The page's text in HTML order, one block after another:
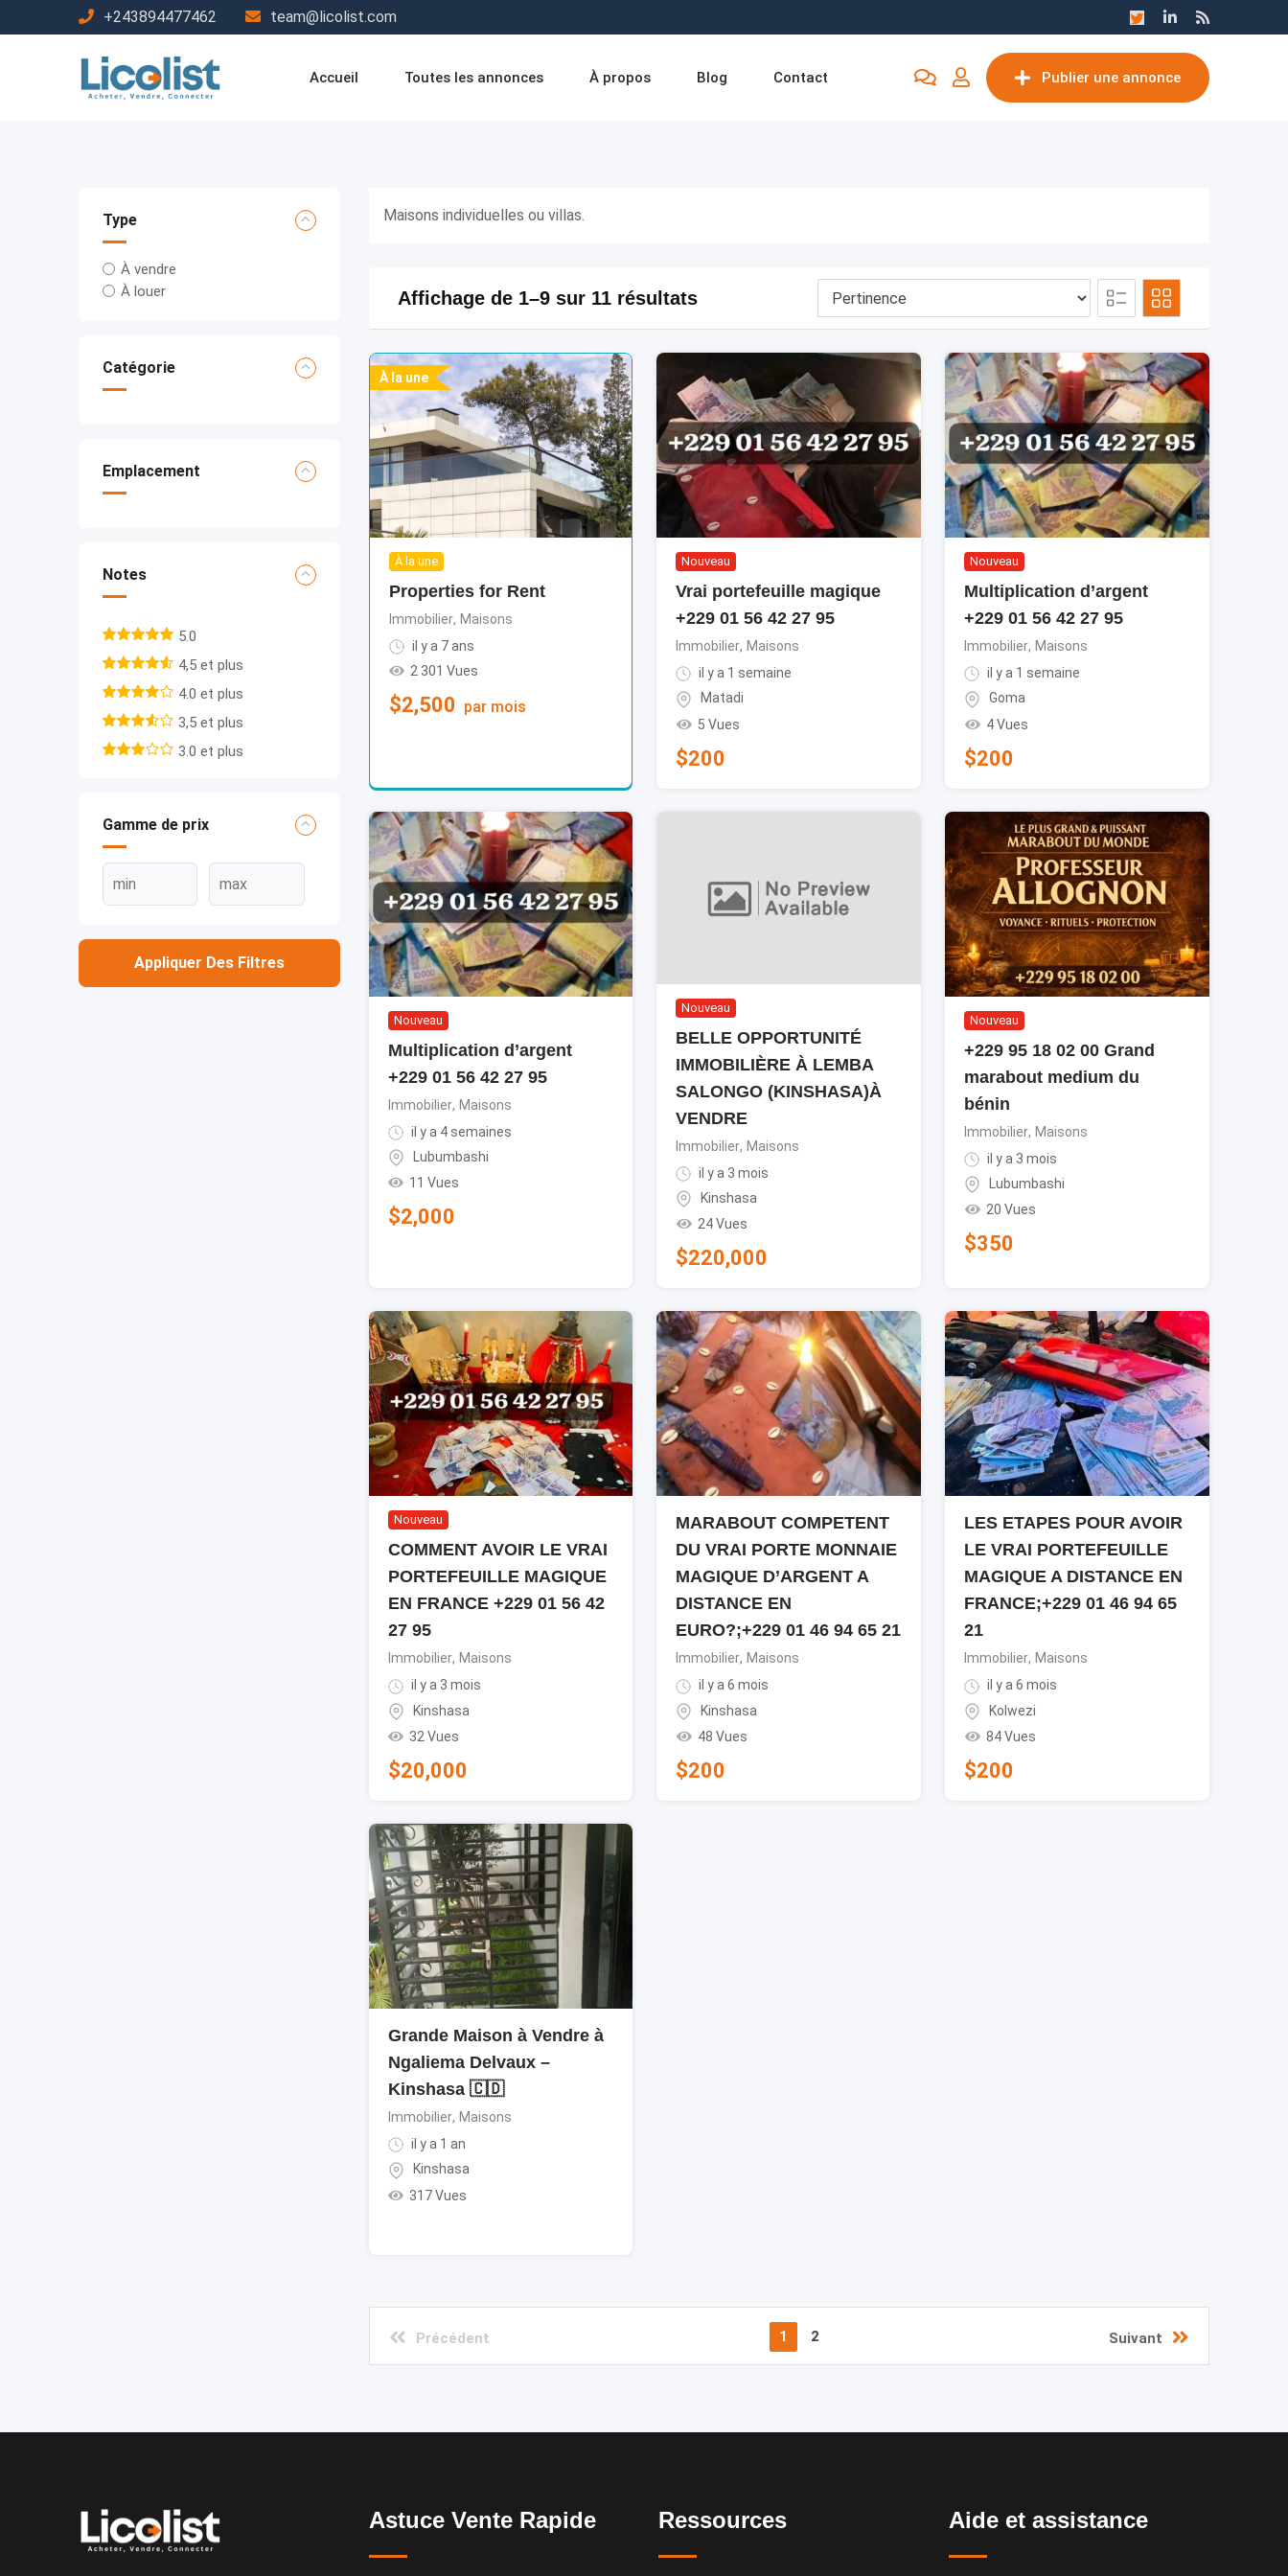
au
+243894477462 team@licolist.com
Accueil Toutes les annonces À propos Blog Contact Publier une annonce
Type
À vendre
À louer
Catégorie
Emplacement
Notes
5.0
4,5 et plus
4.0 et plus
3,5 et plus
3.0 et plus
Gamme de prix
Appliquer Des Filtres
Maisons individuelles ou villas.
Affichage de 1–9 sur 11 résultats
À la une
À la une
Properties for Rent
Immobilier, Maisons
il y a 7 ans
2 301 Vues
$2,500 par mois
Nouveau
Vrai portefeuille magique
+229 01 56 42 27 95
Immobilier, Maisons
il y a 1 semaine
Matadi
5 Vues
$200
Nouveau
Multiplication d’argent
+229 01 56 42 27 95
Immobilier, Maisons
il y a 1 semaine
Goma
4 Vues
$200
Nouveau
Multiplication d’argent
+229 01 56 42 27 95
Immobilier, Maisons
il y a 4 semaines
Lubumbashi
11 Vues
$2,000
Nouveau
BELLE OPPORTUNITÉ
IMMOBILIÈRE À LEMBA
SALONGO (KINSHASA)À
VENDRE
Immobilier, Maisons
il y a 3 mois
Kinshasa
24 Vues
$220,000
Nouveau
+229 95 18 02 00 Grand
marabout medium du
bénin
Immobilier, Maisons
il y a 3 mois
Lubumbashi
20 Vues
$350
Nouveau
COMMENT AVOIR LE VRAI
PORTEFEUILLE MAGIQUE
EN FRANCE +229 01 56 42
27 95
Immobilier, Maisons
il y a 3 mois
Kinshasa
32 Vues
$20,000
MARABOUT COMPETENT
DU VRAI PORTE MONNAIE
MAGIQUE D’ARGENT A
DISTANCE EN
EURO?;+229 01 46 94 65 21
Immobilier, Maisons
il y a 6 mois
Kinshasa
48 Vues
$200
LES ETAPES POUR AVOIR
LE VRAI PORTEFEUILLE
MAGIQUE A DISTANCE EN
FRANCE;+229 01 46 94 65
21
Immobilier, Maisons
il y a 6 mois
Kolwezi
84 Vues
$200
Grande Maison à Vendre à
Ngaliema Delvaux –
Kinshasa 🇨🇩
Immobilier, Maisons
il y a 1 an
Kinshasa
317 Vues
Précédent 1 2 Suivant
Astuce Vente Rapide Ressources Aide et assistance